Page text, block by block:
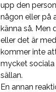
upp den
någon eller på
känna så. Men
eller det är
kommer inte
mycket sociala
sällan.
En annan